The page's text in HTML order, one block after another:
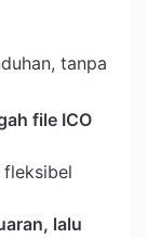
tanpa
file ICO
lalu